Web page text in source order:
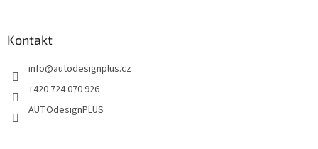
Kontakt
info@autodesignplus.cz
+420 724 070 926
AUTOdesignPLUS